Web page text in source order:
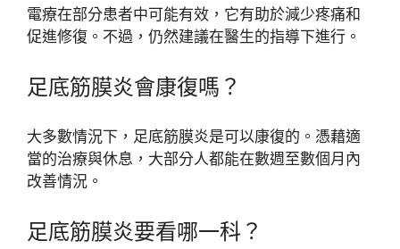
電療在部分患者中可能有效，它有助於減少疼痛和
促進修復。不過，仍然建議在醫生的指導下進行。
足底筋膜炎會康復嗎？
大多數情況下，足底筋膜炎是可以康復的。憑藉適
當的治療與休息，大部分人都能在數週至數個月內
改善情況。
足底筋膜炎要看哪一科？